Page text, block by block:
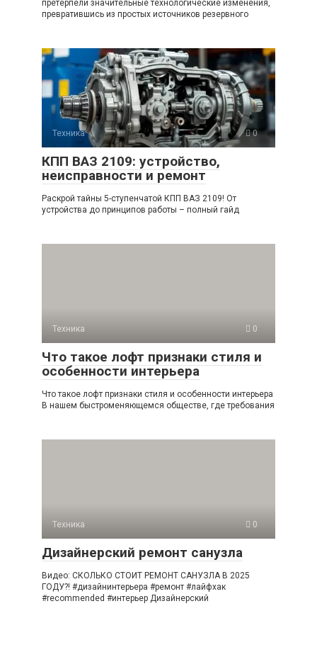
претерпели значительные технологические изменения,
превратившись из простых источников резервного
Техника 0
КПП ВАЗ 2109: устройство,
неисправности и ремонт
Раскрой тайны 5-ступенчатой КПП ВАЗ 2109! От
устройства до принципов работы – полный гайд
Техника 0
Что такое лофт признаки стиля и
особенности интерьера
Что такое лофт признаки стиля и особенности интерьера
В нашем быстроменяющемся обществе, где требования
Техника 0
Дизайнерский ремонт санузла
Видео: СКОЛЬКО СТОИТ РЕМОНТ САНУЗЛА В 2025
ГОДУ?! #дизайнинтерьера #ремонт #лайфхак
#recommended #интерьер Дизайнерский